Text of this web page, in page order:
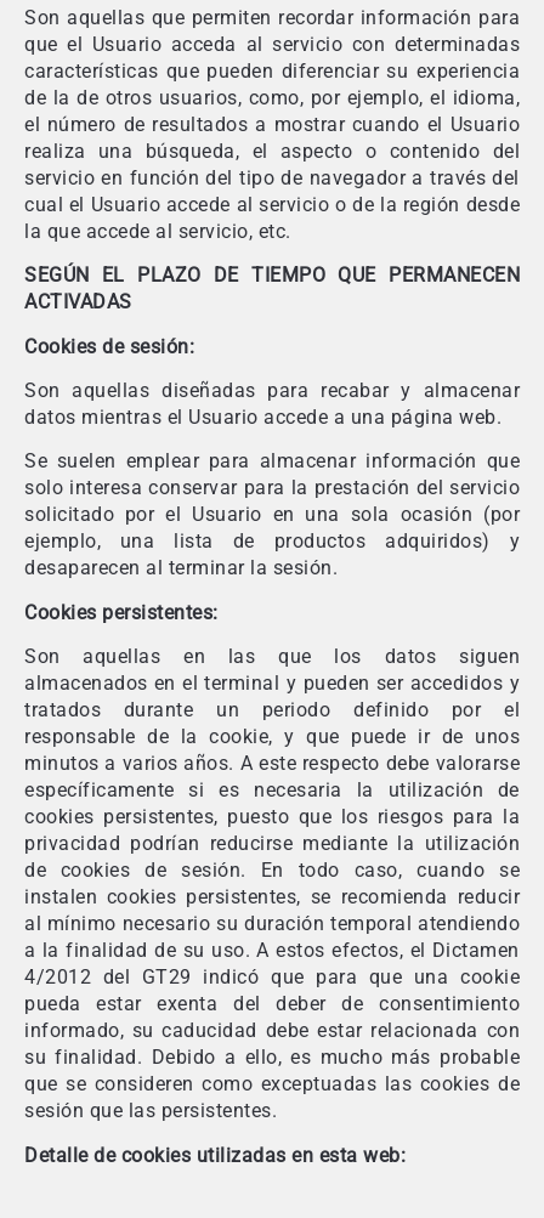
Son aquellas que permiten recordar información para
que el Usuario acceda al servicio con determinadas
características que pueden diferenciar su experiencia
de la de otros usuarios, como, por ejemplo, el idioma,
el número de resultados a mostrar cuando el Usuario
realiza una búsqueda, el aspecto o contenido del
servicio en función del tipo de navegador a través del
cual el Usuario accede al servicio o de la región desde
la que accede al servicio, etc.
SEGÚN EL PLAZO DE TIEMPO QUE PERMANECEN
ACTIVADAS
Cookies de sesión:
Son aquellas diseñadas para recabar y almacenar
datos mientras el Usuario accede a una página web.
Se suelen emplear para almacenar información que
solo interesa conservar para la prestación del servicio
solicitado por el Usuario en una sola ocasión (por
ejemplo, una lista de productos adquiridos) y
desaparecen al terminar la sesión.
Cookies persistentes:
Son aquellas en las que los datos siguen
almacenados en el terminal y pueden ser accedidos y
tratados durante un periodo definido por el
responsable de la cookie, y que puede ir de unos
minutos a varios años. A este respecto debe valorarse
específicamente si es necesaria la utilización de
cookies persistentes, puesto que los riesgos para la
privacidad podrían reducirse mediante la utilización
de cookies de sesión. En todo caso, cuando se
instalen cookies persistentes, se recomienda reducir
al mínimo necesario su duración temporal atendiendo
a la finalidad de su uso. A estos efectos, el Dictamen
4/2012 del GT29 indicó que para que una cookie
pueda estar exenta del deber de consentimiento
informado, su caducidad debe estar relacionada con
su finalidad. Debido a ello, es mucho más probable
que se consideren como exceptuadas las cookies de
sesión que las persistentes.
Detalle de cookies utilizadas en esta web: